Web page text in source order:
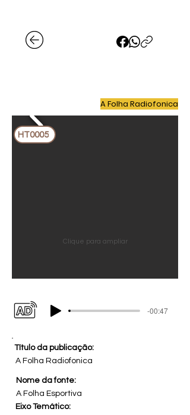
A Folha Radiofonica
HT0005
Clique para ampliar
-00:47
Título da publicação:
A Folha Radiofonica
Nome da fonte:
A Folha Esportiva
Eixo Temático: